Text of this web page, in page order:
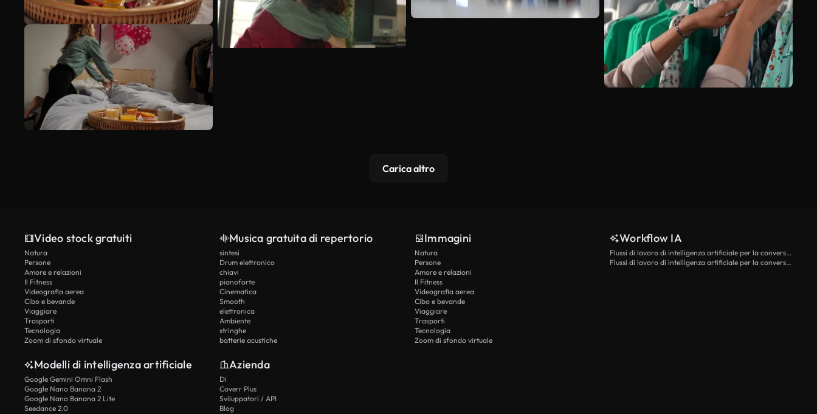
Carica altro
Video stock gratuiti
Natura
Persone
Amore e relazioni
Il Fitness
Videografia aerea
Cibo e bevande
Viaggiare
Trasporti
Tecnologia
Zoom di sfondo virtuale
Musica gratuita di repertorio
sintesi
Drum elettronico
chiavi
pianoforte
Cinematica
Smooth
elettronica
Ambiente
stringhe
batterie acustiche
Immagini
Natura
Persone
Amore e relazioni
Il Fitness
Videografia aerea
Cibo e bevande
Viaggiare
Trasporti
Tecnologia
Zoom di sfondo virtuale
Workflow IA
Flussi di lavoro di intelligenza artificiale per la conversione da testo a video
Flussi di lavoro di intelligenza artificiale per la conversione di immagini in video
Modelli di intelligenza artificiale
Google Gemini Omni Flash
Google Nano Banana 2
Google Nano Banana 2 Lite
Seedance 2.0
Azienda
Di
Coverr Plus
Sviluppatori / API
Blog